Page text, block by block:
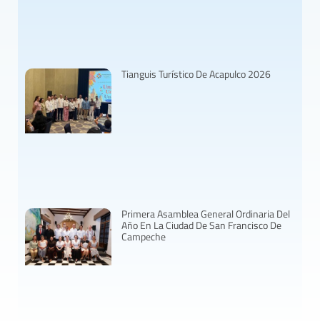
Tianguis Turístico De Acapulco 2026
Primera Asamblea General Ordinaria Del
Año En La Ciudad De San Francisco De
Campeche